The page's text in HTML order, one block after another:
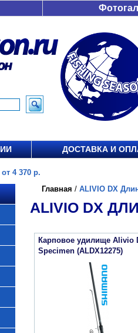
ДОСТАВКА И
4 370 р.
Главная / ALIVIO DX
ALIVIO DX
Карповое удилище Alivio
Specimen (ALDX12275)